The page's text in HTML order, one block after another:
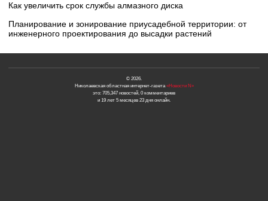
Как увеличить срок службы алмазного диска
Планирование и зонирование приусадебной территории: от
инженерного проектирования до высадки растений
© 2026.
Николаевская областная интернет-газета«Новости N»
это: 705,347 новостей, 0 комментариев
и 19 лет 5 месяцев 23 дня онлайн.